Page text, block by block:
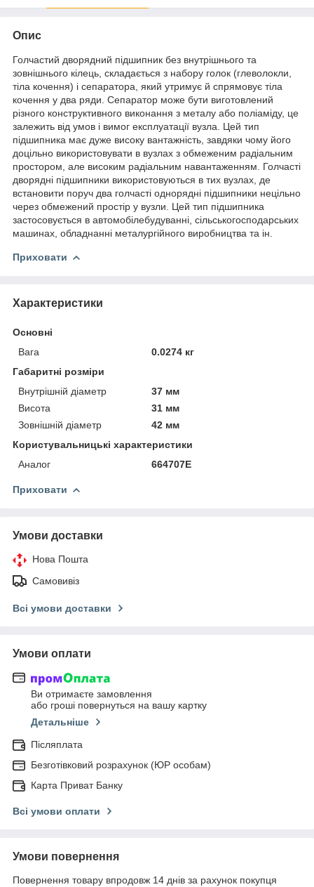
Опис
Голчастий дворядний підшипник без внутрішнього та
зовнішнього кілець, складається з набору голок (глеволокли,
тіла кочення) і сепаратора, який утримує й спрямовує тіла
кочення у два ряди. Сепаратор може бути виготовлений
різного конструктивного виконання з металу або поліаміду, це
залежить від умов і вимог експлуатації вузла. Цей тип
підшипника має дуже високу вантажність, завдяки чому його
доцільно використовувати в вузлах з обмеженим радіальним
простором, але високим радіальним навантаженням. Голчасті
дворядні підшипники використовуються в тих вузлах, де
встановити поруч два голчасті однорядні підшипники нецільно
через обмежений простір у вузли. Цей тип підшипника
застосовується в автомобілебудуванні, сільськогосподарських
машинах, обладнанні металургійного виробництва та ін.
Приховати
Характеристики
Основні
Вага
0.0274 кг
Габаритні розміри
Внутрішній діаметр
37 мм
Висота
31 мм
Зовнішній діаметр
42 мм
Користувальницькі характеристики
Аналог
664707Е
Приховати
Умови доставки
Нова Пошта
Самовивіз
Всі умови доставки
Умови оплати
Ви отримаєте замовлення
або гроші повернуться на вашу картку
Детальніше
Післяплата
Безготівковий розрахунок (ЮР особам)
Карта Приват Банку
Всі умови оплати
Умови повернення
Повернення товару впродовж 14 днів за рахунок покупця